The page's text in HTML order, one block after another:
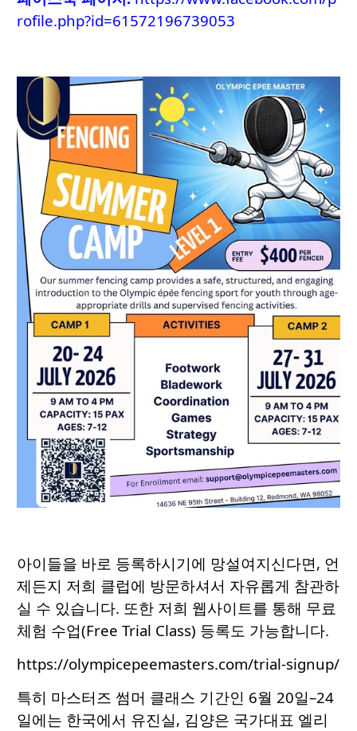
rofile.php?id=61572196739053
아이들을 바로 등록하시기에 망설여지신다면, 언
제든지 저희 클럽에 방문하셔서 자유롭게 참관하
실 수 있습니다. 또한 저희 웹사이트를 통해 무료
체험 수업(Free Trial Class) 등록도 가능합니다.
https://olympicepeemasters.com/trial-signup/
특히 마스터즈 썸머 클래스 기간인 6월 20일–24
일에는 한국에서 유진실, 김양은 국가대표 엘리